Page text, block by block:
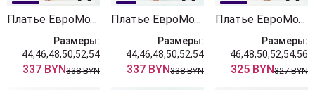
Платье ЕвроМода 712 желтый- белый
Размеры:
44,46,48,50,52,54
337 BYN338 BYN
Платье ЕвроМода 712 мятный- белый
Размеры:
44,46,48,50,52,54
337 BYN338 BYN
Платье ЕвроМода 722 жёлтый
Размеры:
46,48,50,52,54,56
325 BYN327 BYN